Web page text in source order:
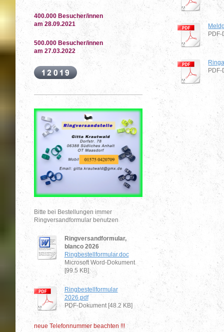
PDF-
400.000 Besucher/innen
am 28.09.2021
500.000 Besucher/innen
am 27.03.2022
Bitte bei Bestellungen immer
Ringversandformular benutzen
Ringversandformular,
blanco 2026
Ringbestellformular.doc
Microsoft Word-Dokument
[99.5 KB]
Ringbestellformular
2026.pdf
PDF-Dokument [48.2 KB]
neue Telefonnummer beachten !!!